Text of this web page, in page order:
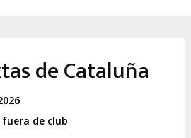
de Cataluña
de club